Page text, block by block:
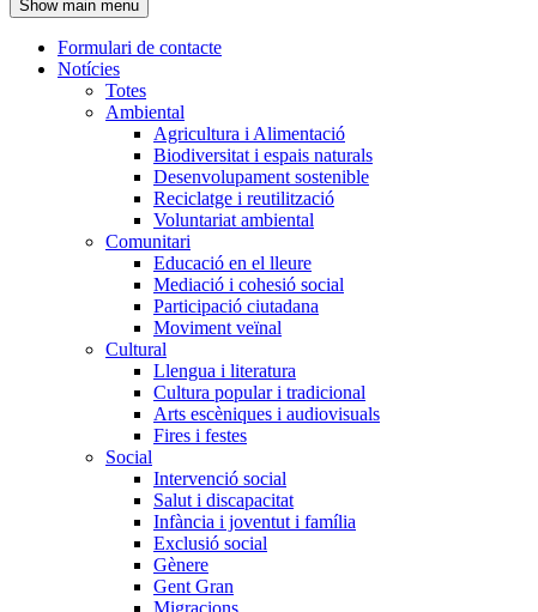
l'encapçalament
Show main menu
Navegació
principal
Formulari de contacte
Notícies
Totes
Ambiental
Agricultura i Alimentació
Biodiversitat i espais naturals
Desenvolupament sostenible
Reciclatge i reutilització
Voluntariat ambiental
Comunitari
Educació en el lleure
Mediació i cohesió social
Participació ciutadana
Moviment veïnal
Cultural
Llengua i literatura
Cultura popular i tradicional
Arts escèniques i audiovisuals
Fires i festes
Social
Intervenció social
Salut i discapacitat
Infància i joventut i família
Exclusió social
Gènere
Gent Gran